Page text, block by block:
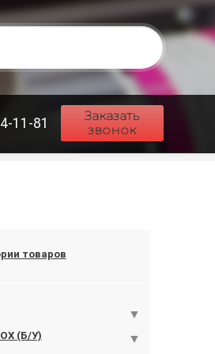
11-81
Заказать
звонок
товаров
(Б/У)